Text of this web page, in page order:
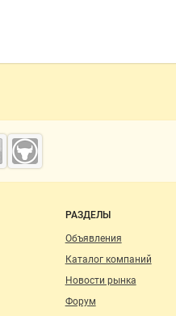
РАЗДЕЛЫ
Объявления
Каталог компаний
Новости рынка
Форум